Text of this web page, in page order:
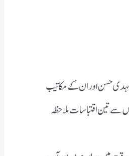
مہدی حسن اور ان کے مکاتیب
سے تین اقتباسات ملاحظہ